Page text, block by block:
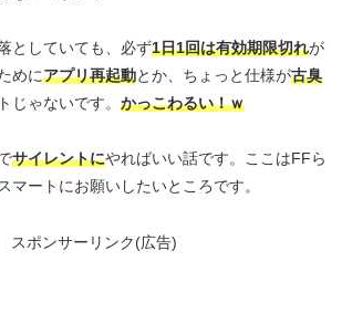
としていても、必ず1日1回は有効期限切れが
めにアプリ再起動とか、ちょっと仕様が古臭
じゃないです。 かっこわるい！ｗ
サイレントにやればいい話です。ここはFFら
マートにお願いしたいところです。
スポンサーリンク(広告)